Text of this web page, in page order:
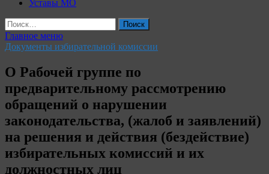
Уставы МО
Найти:
Главное меню
Документы избирательной комиссии
О Рабочей группе по
предварительному рассмотрению
обращений о нарушении
законодательства, (жалоб и заявлений)
на решения и действия (бездействие)
избирательных комиссий и их
должностных лиц